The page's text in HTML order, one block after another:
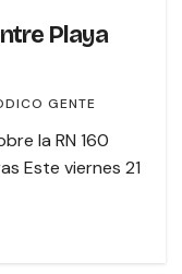
Playa
GENTE
la RN 160
Este viernes 21